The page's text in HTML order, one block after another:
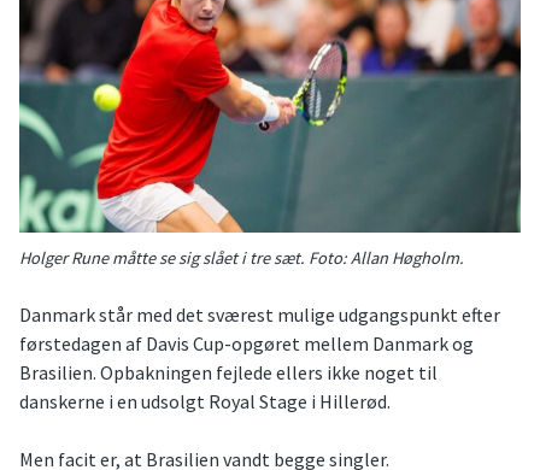
Holger Rune måtte se sig slået i tre sæt. Foto: Allan Høgholm.
Danmark står med det sværest mulige udgangspunkt efter
førstedagen af Davis Cup-opgøret mellem Danmark og
Brasilien. Opbakningen fejlede ellers ikke noget til
danskerne i en udsolgt Royal Stage i Hillerød.
Men facit er, at Brasilien vandt begge singler.